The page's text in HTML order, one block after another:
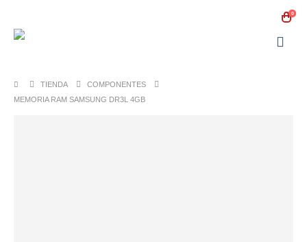
0
TIENDA
COMPONENTES
MEMORIA RAM SAMSUNG DR3L 4GB